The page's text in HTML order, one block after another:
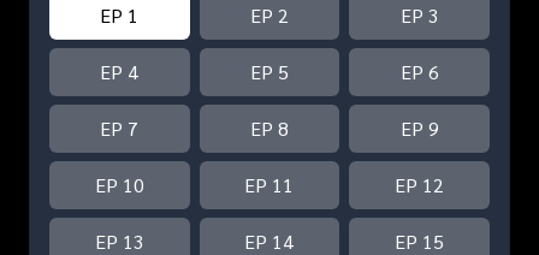
EP 1 EP 2 EP 3
EP 4 EP 5 EP 6
EP 7 EP 8 EP 9
EP 10 EP 11 EP 12
EP 13 EP 14 EP 15